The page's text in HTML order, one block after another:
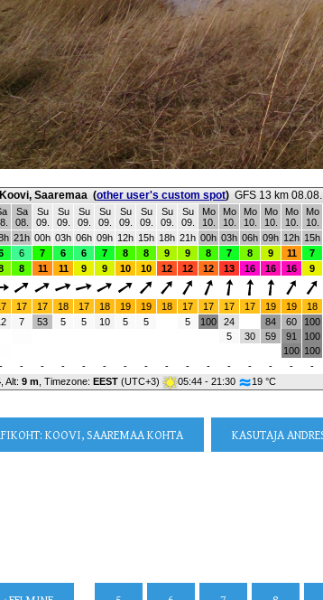
Saaremaa (other user's custom spot) GFS 13 km
Sa
08.
Su
09.
Su
09.
Su
09.
Su
09.
Su
09.
Su
09.
Su
09.
Su
09.
Mo
10.
Mo
10.
Mo
10.
Mo
10.
Mo
10.
Mo
10.
21h 00h 03h 06h 09h 12h 15h 18h 21h 00h 03h 06h 09h 12h 15h
6 7 6 6 7 8 8 9 9 8 7 8 9 11 7
8 11 11 9 9 10 10 12 12 12 13 16 16 16 9
17 17 18 17 18 19 19 18 17 17 17 17 19 19 18
7 53 5 5 10 5 5 5 100
24
5
30
84
59
60
91
100
100
100
100
- - - - - - - - - - - - - - - -
Alt: 9 m , Timezone: EEST (UTC+3) 05:44 - 21:30 19 °C
KOOVI, SAAREMAA KOHTA KASUTAJA